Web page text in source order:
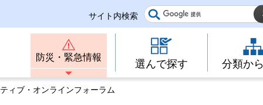
サイト内検索
防災・緊急情報
選んで探す 分類か
ィブ・オンラインフォーラム